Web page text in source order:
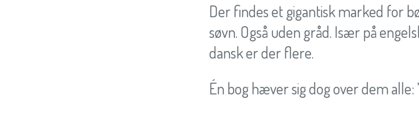
Der findes et gigantisk marked for
søvn. Også uden gråd. Især på
dansk er der flere.
Én bog hæver sig dog over dem alle: